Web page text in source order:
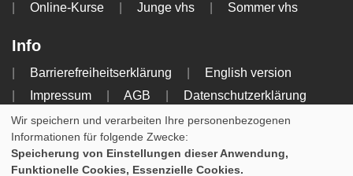
Online-Kurse
Junge vhs Sommer vhs
Info
Barrierefreiheitserklärung
English version
Impressum
AGB
Datenschutzerklärung
Widerrufsbelehrung
Cookie Einstellungen
Wir speichern und verarbeiten Ihre personenbezogenen
Informationen für folgende Zwecke:
Speicherung von Einstellungen dieser Anwendung,
Funktionelle Cookies, Essenzielle Cookies.